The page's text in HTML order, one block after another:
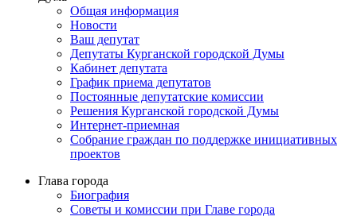
Общая информация
Новости
Ваш депутат
Депутаты Курганской городской Думы
Кабинет депутата
График приема депутатов
Постоянные депутатские комиссии
Решения Курганской городской Думы
Интернет-приемная
Собрание граждан по поддержке инициативных
проектов
Глава города
Биография
Советы и комиссии при Главе города